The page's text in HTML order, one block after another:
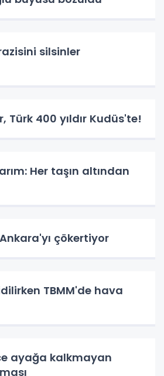
silsinler
Türk 400 yıldır Kudüs'te!
Her taşın altından
çökertiyor
TBMM'de hava
ayağa kalkmayan